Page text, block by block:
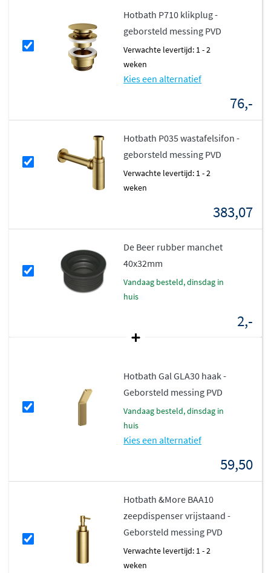
De kraan is ook perfect te combineren met andere
producten uit de veelzijdige
bekendstaat om zijn trendy designs, innovatieve
functies en een breed scala aan kleuren en modellen.
kleur toevoegen.
Hotbathkies je voor
topkwaliteit, met gebruik van enkel de beste materialen
zoals massief messing of roestvrij staal (RVS 316). Dit
levensduur, waardoor de kraan jarenlang probleemloos
meegaat.
Hotbath Cobber CB106EXT
hebt voor een luxe, duurzame en stijlvolle inbouw
wastafelkraan die zowel praktisch als elegant is.
Hotbath P710 klikplug -
geborsteld messing PVD
Verwachte levertijd: 1 - 2
weken
Kies een alternatief
76,-
Hotbath P035 wastafelsifon -
geborsteld messing PVD
Verwachte levertijd: 1 - 2
weken
383,07
De Beer rubber manchet
40x32mm
vandaag besteld, dinsdag in
huis
2,-
Hotbath Gal GLA30 haak -
Geborsteld messing PVD
vandaag besteld, dinsdag in
huis
Kies een alternatief
59,50
Hotbath &More BAA10
zeepdispenser vrijstaand -
Geborsteld messing PVD
Verwachte levertijd: 1 - 2
weken